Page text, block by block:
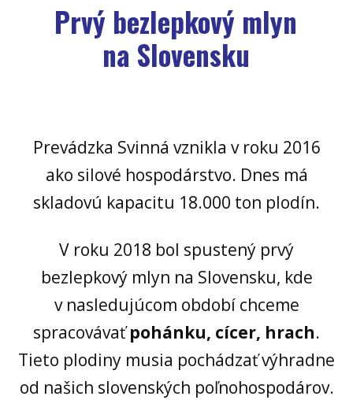
Prvý bezlepkový mlyn
na Slovensku
Prevádzka Svinná vznikla v roku 2016
ako silové hospodárstvo. Dnes má
skladovú kapacitu 18.000 ton plodín.
V roku 2018 bol spustený prvý
bezlepkový mlyn na Slovensku, kde
v nasledujúcom období chceme
spracovávaťpohánku, cícer, hrach.
Tieto plodiny musia pochádzať výhradne
od našich slovenských poľnohospodárov.